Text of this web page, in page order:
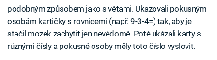
podobným způsobem jako s větami. Ukazovali pokusným
osobám kartičky s rovnicemi (např. 9-3-4=) tak, aby je
stačil mozek zachytit jen nevědomě. Poté ukázali karty s
různými čísly a pokusné osoby měly toto číslo vyslovit.